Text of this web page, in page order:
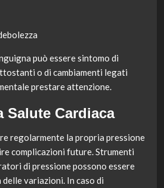
può essere sintomo di
o di cambiamenti legati
prestare attenzione.
Salute Cardiaca
regolarmente la propria pressione
complicazioni future. Strumenti
di pressione possono essere
variazioni. In caso di